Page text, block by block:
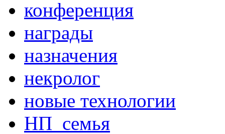
конференция
награды
назначения
некролог
новые технологии
НП_семья